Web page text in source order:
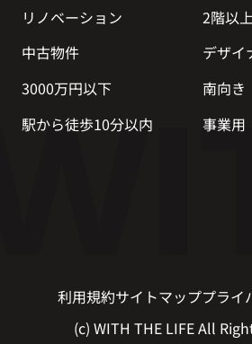
リノベーション
2階以上
中古物件
デザイ
3000万円以下
南向き
駅から徒歩10分以内
事業用
利用規約サイトマッププライ
(c) WITH THE LIFE All